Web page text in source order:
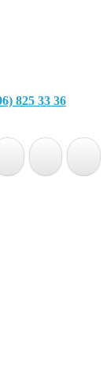
825 33 36